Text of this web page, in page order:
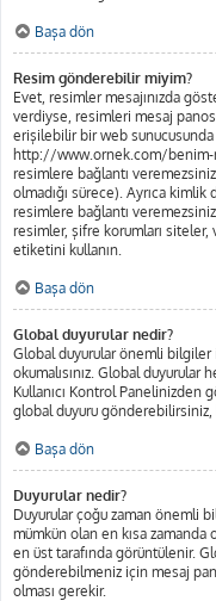
Başa dön
Resim gönderebilir miyim?
Evet, resimler mesajınızda
verdiyse, resimleri mesaj
erişilebilir bir web
http://www.ornek.com/benim-
resimlere bağlantı
olmadığı sürece). Ayrıca
resimlere bağlantı
resimler, şifre korumları
etiketini kullanın.
Başa dön
Global duyurular nedir?
Global duyurular önemli bilgiler
okumalısınız. Global duyurular
Kullanıcı Kontrol
global duyuru gönderebilirsiniz,
Başa dön
Duyurular nedir?
Duyurular çoğu zaman önemli
mümkün olan en kısa zamanda
en üst tarafında görüntülenir.
gönderebilmeniz için mesaj
olması gerekir.